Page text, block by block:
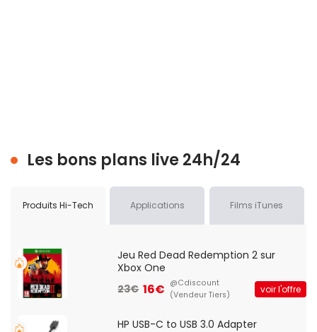
Les bons plans live 24h/24
Produits Hi-Tech Applications Films iTunes
Jeu Red Dead Redemption 2 sur
Xbox One
23€ 16€ @Cdiscount
(Vendeur Tiers)
voir l'offre
HP USB-C to USB 3.0 Adapter